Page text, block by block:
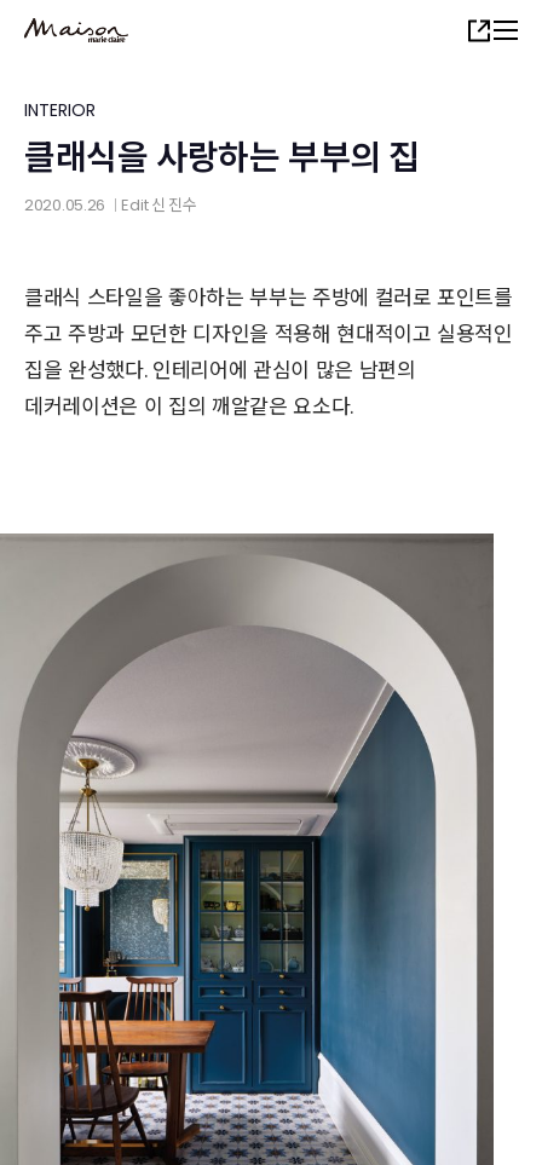
content
Share
INTERIOR
클래식을 사랑하는 부부의 집
2020.05.26 Edit신 진수
클래식 스타일을 좋아하는 부부는 주방에 컬러로 포인트를
주고 주방과 모던한 디자인을 적용해 현대적이고 실용적인
집을 완성했다. 인테리어에 관심이 많은 남편의
데커레이션은 이 집의 깨알같은 요소다.